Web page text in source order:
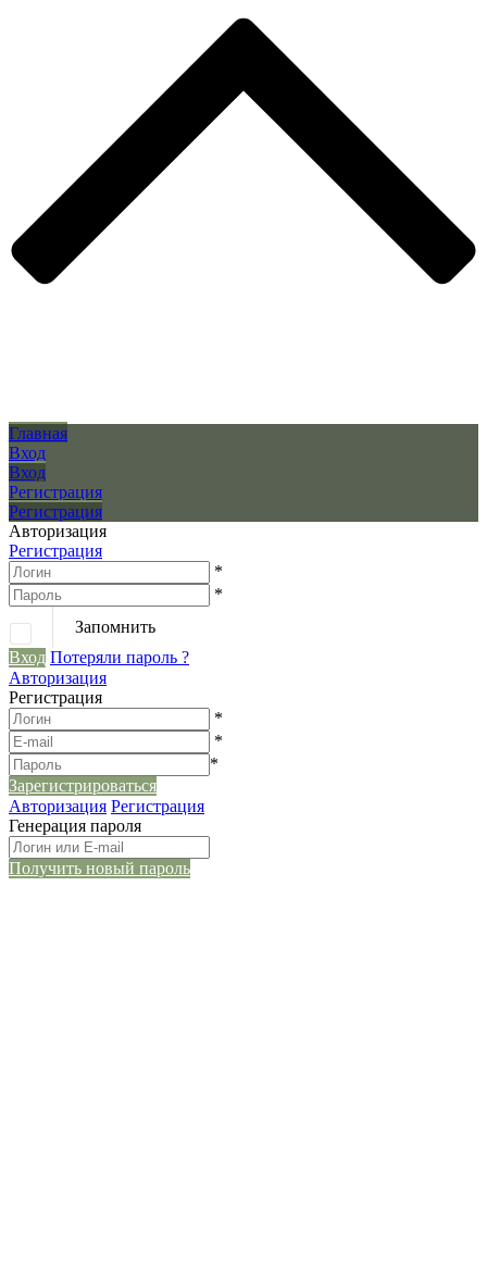
Главная
Вход
Вход
Регистрация
Регистрация
Авторизация
Регистрация
*
*
Запомнить
Вход Потеряли пароль ?
Авторизация
Регистрация
*
*
*
Зарегистрироваться
Авторизация Регистрация
Генерация пароля
Получить новый пароль